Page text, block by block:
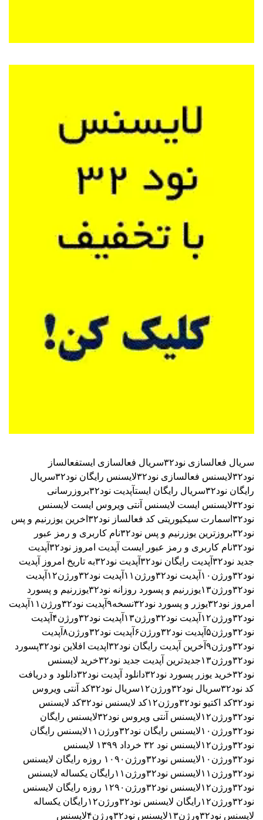
سریال فعالسازی نود۳۲ سریال فعالسازی ایستفعالساز
نود۳۲
لایسنس فعالسازی نود۳۲ لایسنس رایگان نود۳۲
سریال
رایگان نود۳۲
سریال رایگان ایستآپدیت نود۳۲
بروزرسانی
نود۳۲
لایسنس ایست لایسنس آنتی ویروس ایست لایسنس
نود۳۲اسمارت سیکیوریتی
کد فعالساز نود۳۲
اخرین یوزرنیم و پس
نود۳۲
بروزترین یوزرنیم و پس نود۳۲
نام کاربری و رمز عبور
نود۳۲
نام کاربری و رمز عبور ایست آپدیت امروز نود۳۲
آپدیت
جدید نود۳۲
آپدیت رایگان نود۳۲ آپدیت نود۳۲به تاریخ امروز
آپدیت
نود۳۲ورژن۱۰
آپدیت نود۳۲ورژن۱۱ آپدیت نود۳۲ورژن۱۲
آپدیت
نود۳۲ورژن۱۳
یوزرنیم و پسورد روزانه نود۳۲
یوزرنیم و پسورد
امروز نود۳۲
یوزر و پسورد نود۳۲نسخه۹ آپدیت نود۳۲ورژن۱۱
آپدیت
نود۳۲ورژن۱۲
آپدیت نود۳۲ورژن۱۳ آپدیت نود۳۲ورژن۴
آپدیت
نود۳۲ورژن۵
آپدیت نود۳۲ورژن۶ آپدیت نود۳۲ورژن۸
آپدیت
نود۳۲ورژن۹
آخرین آپدیت رایگان نود۳۲ اپدیت افلاین نود۳۲
پسورد
نود۳۲ورژن۱۳
جدیدترین آپدیت جدید نود۳۲
خرید لایسنس
نود۳۲
خرید یوزر پسورد نود۳۲ دانلود آپدیت نود۳۲
دانلود و دریافت
کد نود۳۲
سریال نود۳۲ورژن۱۲ سریال نود۳۲
کد آنتی ویروس
نود۳۲
کد اکتیو نود۳۲ورژن۱۲ کد لایسنس نود۳۲
کد لایسنس
نود۳۲ورژن۱۲
لایسنس آنتی ویروس نود۳۲
لایسنس رایگان
نود۳۲ورژن۱۰
لایسنس رایگان نود۳۲ورژن۱۱
لایسنس رایگان
نود۳۲ورژن۱۲
لایسنس نود ۳٢ خرداد ۱۳۹۹
لایسنس
نود۳۲ورژن۱۰
لایسنس نود۳۲ورژن۱۰۹۰ روزه رایگان
لایسنس
نود۳۲ورژن۱۱
لایسنس نود۳۲ورژن۱۱رایگان یکساله
لایسنس
نود۳۲ورژن۱۲
لایسنس نود۳۲ورژن۱۲۹۰ روزه رایگان
لایسنس
نود۳۲ورژن۱۲رایگان
لایسنس نود۳۲ورژن۱۲رایگان یکساله
لایسنس نود۳۲ورژن۱۳
لایسنس نود۳۲ورژن۴
لایسنس